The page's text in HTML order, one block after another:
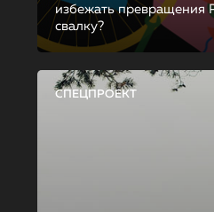
избежать превращения
свалку?
СПЕЦПРОЕКТ